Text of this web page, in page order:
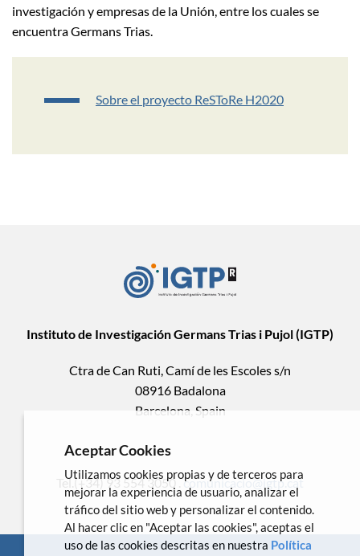
investigación y empresas de la Unión, entre los cuales se
encuentra Germans Trias.
Sobre el proyecto ReSToRe H2020
Instituto de Investigación Germans Trias i Pujol (IGTP)
Ctra de Can Ruti, Camí de les Escoles s/n
08916 Badalona
Barcelona, Spain
Tel.(+34) 93 554 3050 .comunicacio@igtp.cat
Aceptar Cookies
Utilizamos cookies propias y de terceros para
mejorar la experiencia de usuario, analizar el
tráfico del sitio web y personalizar el contenido.
Al hacer clic en "Aceptar las cookies", aceptas el
uso de las cookies descritas en nuestra Política